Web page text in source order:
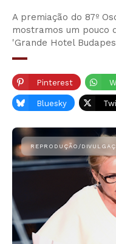
A premiação do 87º
mostramos um pouco
'Grande Hotel
Pinterest
Bluesky